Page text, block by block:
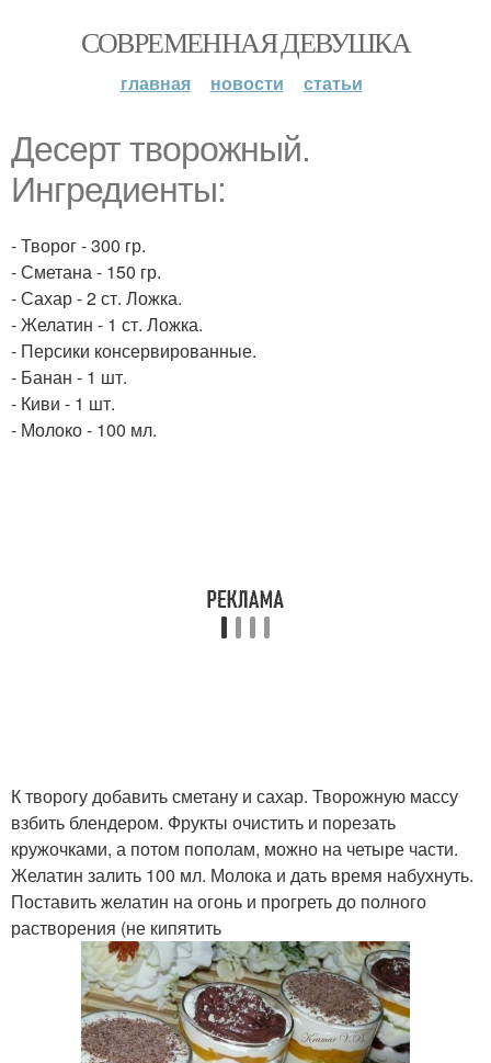
СОВРЕМЕННАЯ ДЕВУШКА
главная новости статьи
Десерт творожный.
Ингредиенты:
- Творог - 300 гр.
- Сметана - 150 гр.
- Сахар - 2 ст. Ложка.
- Желатин - 1 ст. Ложка.
- Персики консервированные.
- Банан - 1 шт.
- Киви - 1 шт.
- Молоко - 100 мл.
К творогу добавить сметану и сахар. Творожную массу
взбить блендером. Фрукты очистить и порезать
кружочками, а потом пополам, можно на четыре части.
Желатин залить 100 мл. Молока и дать время набухнуть.
Поставить желатин на огонь и прогреть до полного
растворения (не кипятить